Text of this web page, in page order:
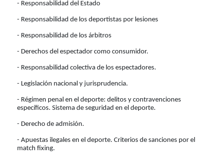
- Responsabilidad del Estado
- Responsabilidad de los deportistas por lesiones
- Responsabilidad de los árbitros
- Derechos del espectador como consumidor.
- Responsabilidad colectiva de los espectadores.
- Legislación nacional y jurisprudencia.
- Régimen penal en el deporte: delitos y contravenciones
específicos. Sistema de seguridad en el deporte.
- Derecho de admisión.
- Apuestas ilegales en el deporte. Criterios de sanciones por el
match fixing.